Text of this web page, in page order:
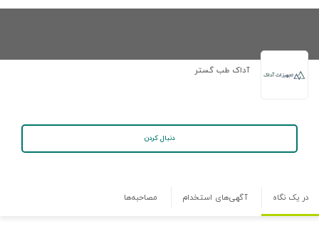
آداک طب گستر
دنبال کردن
در یک نگاه آگهی‌های استخدام مصاحبه‌ها